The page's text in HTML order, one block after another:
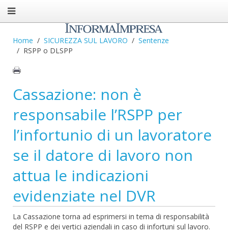
Home SICUREZZA SUL LAVORO
Sentenze
RSPP o DLSPP
Cassazione: non è
responsabile l’RSPP per
l’infortunio di un lavoratore
se il datore di lavoro non
attua le indicazioni
evidenziate nel DVR
La Cassazione torna ad esprimersi in tema di responsabilità
del RSPP e dei vertici aziendali in caso di infortuni sul lavoro.